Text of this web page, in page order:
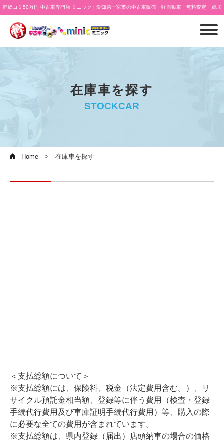
軽総コミ50万円 中古車専門店 ミニック | 愛知県一宮市の中古車販売・軽自動車・無料査定・買取
在庫車を探す
STOCKCAR
Home 在庫車を探す
＜支払総額について＞
※支払総額には、保険料、税金（法定費用含む。）、リ
サイクル預託金相当額、登録等に伴う費用（検査・登録
手続代行費用及び車庫証明手続代行費用）等、購入の際
に必要な全ての費用が含まれています。
※支払総額は、県内登録（届出）店頭納車の場合の価格